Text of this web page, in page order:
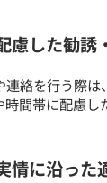
慮した勧誘
連絡を行う際は
間帯に配慮し
情に沿った